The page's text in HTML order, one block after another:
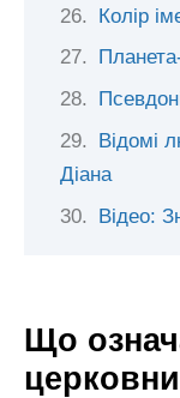
Колір
Відомі
Діана
Відео:
Що